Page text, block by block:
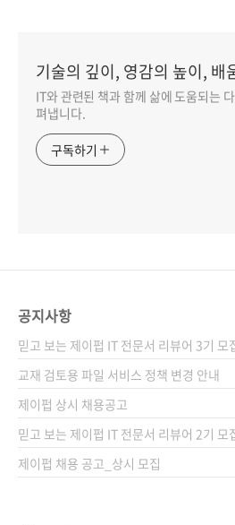
기술의 깊이, 영감의 높이, 배
IT와 관련된 책과 함께 삶에 도움되는
펴냅니다.
구독하기
공지사항
믿고 보는 제이펍 IT 전문서 리뷰어 3기 모
교재 검토용 파일 서비스 정책 변경 안내
제이펍 상시 채용공고
믿고 보는 제이펍 IT 전문서 리뷰어 2기 모
제이펍 채용 공고_상시 모집